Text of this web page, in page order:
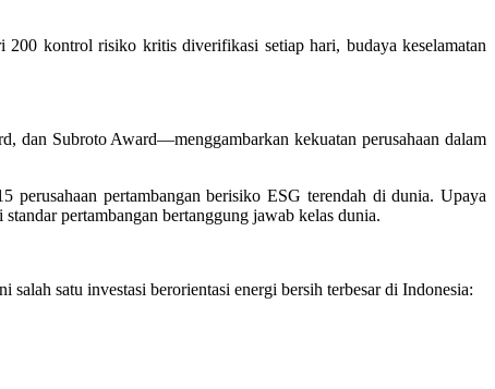
kontrol risiko kritis diverifikasi setiap hari, budaya keselamatan
dan Subroto Award—menggambarkan kekuatan perusahaan dalam
perusahaan pertambangan berisiko ESG terendah di dunia. Upaya
pertambangan bertanggung jawab kelas dunia.
satu investasi berorientasi energi bersih terbesar di Indonesia: